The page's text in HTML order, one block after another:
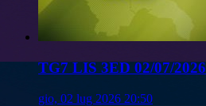
TG7 LIS 3ED 02/07/2026
gio, 02 lug 2026 20:50